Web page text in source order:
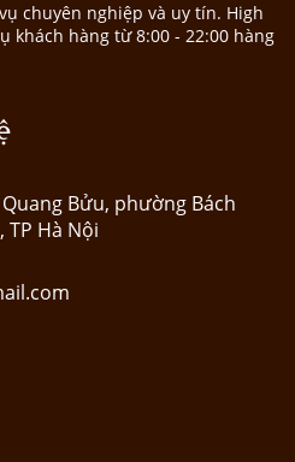
chuyên nghiệp và uy tín. High
khách hàng từ 8:00 - 22:00 hàng
Bửu, phường Bách
TP Hà Nội